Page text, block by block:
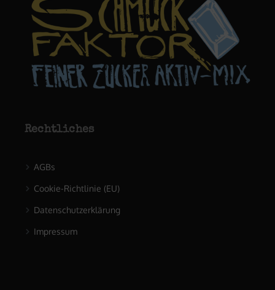
Rechtliches
AGBs
Cookie-Richtlinie (EU)
Datenschutzerklärung
Impressum